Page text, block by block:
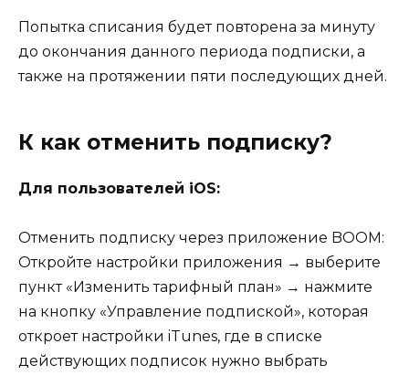
Попытка списания будет повторена за минуту
до окончания данного периода подписки, а
также на протяжении пяти последующих дней.
К как отменить подписку?
Для пользователей iOS:
Отменить подписку через приложение BOOM:
Откройте настройки приложения → выберите
пункт «Изменить тарифный план» → нажмите
на кнопку «Управление подпиской», которая
откроет настройки iTunes, где в списке
действующих подписок нужно выбрать